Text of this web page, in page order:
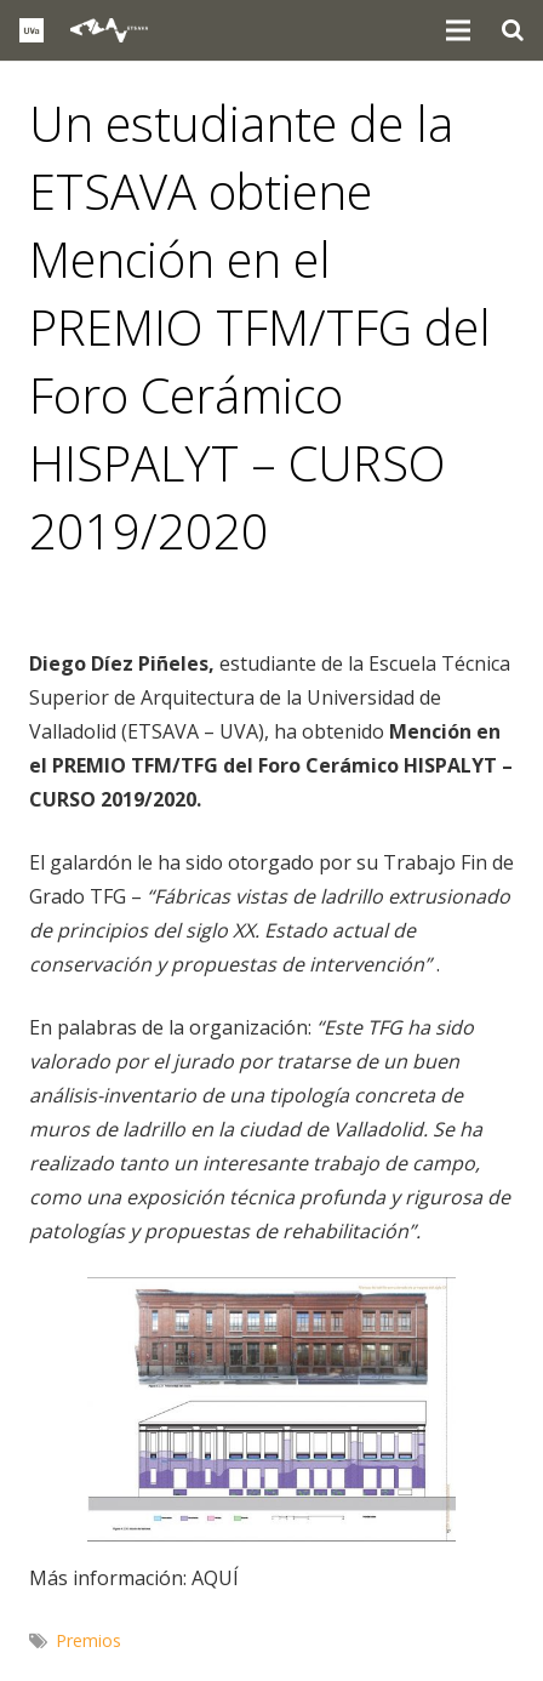
Un estudiante de la
ETSAVA obtiene
Mención en el
PREMIO TFM/TFG del
Foro Cerámico
HISPALYT – CURSO
2019/2020
Diego Díez Piñeles, estudiante de la Escuela Técnica
Superior de Arquitectura de la Universidad de
Valladolid (ETSAVA – UVA), ha obtenido Mención en
el PREMIO TFM/TFG del Foro Cerámico HISPALYT –
CURSO 2019/2020.
El galardón le ha sido otorgado por su Trabajo Fin de
Grado TFG – “Fábricas vistas de ladrillo extrusionado
de principios del siglo XX. Estado actual de
conservación y propuestas de intervención”.
En palabras de la organización: “Este TFG ha sido
valorado por el jurado por tratarse de un buen
análisis-inventario de una tipología concreta de
muros de ladrillo en la ciudad de Valladolid. Se ha
realizado tanto un interesante trabajo de campo,
como una exposición técnica profunda y rigurosa de
patologías y propuestas de rehabilitación”.
Más información: AQUÍ
Premios